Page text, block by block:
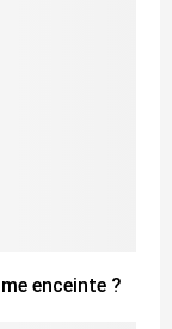
enceinte ?